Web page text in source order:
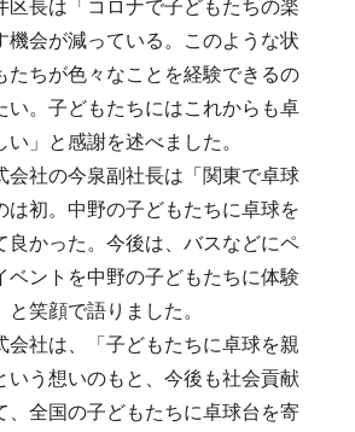
区長は「コロナで子どもたちの楽
機会が減っている。このような状
たちが色々なことを経験できるの
い。子どもたちにはこれからも卓
」と感謝を述べました。
会社の今泉副社長は「関東で卓球
は初。中野の子どもたちに卓球を
良かった。今後は、バスなどにペ
ベントを中野の子どもたちに体験
と笑顔で語りました。
会社は、「子どもたちに卓球を親
いう想いのもと、今後も社会貢献
、全国の子どもたちに卓球台を寄